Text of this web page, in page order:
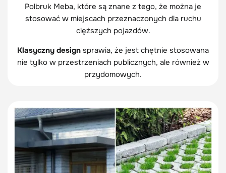
Polbruk Meba, które są znane z tego, że można je
stosować w miejscach przeznaczonych dla ruchu
cięższych pojazdów.
Klasyczny design sprawia, że jest chętnie stosowana
nie tylko w przestrzeniach publicznych, ale również w
przydomowych.